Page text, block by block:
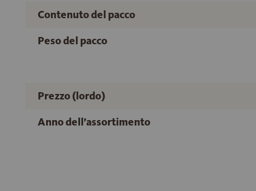
Contenuto del pacco
Peso del pacco
Prezzo (lordo)
Anno dell’assortimento